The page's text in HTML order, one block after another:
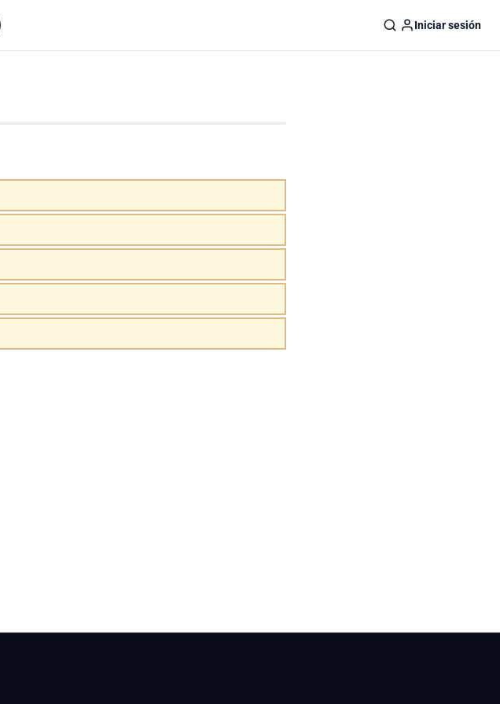
Iniciar sesión